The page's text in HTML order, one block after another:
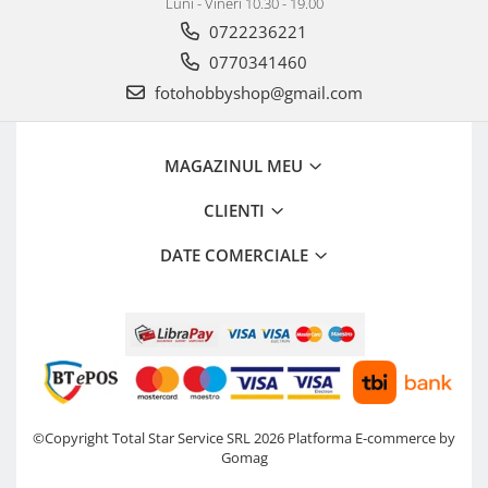
0722236221
0770341460
fotohobbyshop@gmail.com
MAGAZINUL MEU
CLIENTI
DATE COMERCIALE
©Copyright Total Star Service SRL 2026 Platforma E-commerce by
Gomag